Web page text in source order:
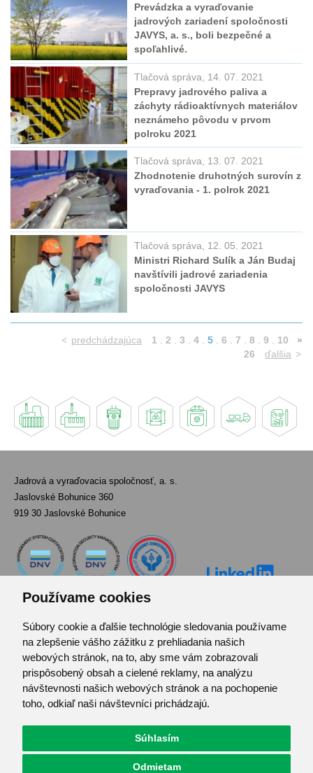
Používame cookies
Súbory cookie a ďalšie technológie sledovania používame
na zlepšenie vášho zážitku z prehliadania našich
webových stránok, na to, aby sme vám zobrazovali
prispôsobený obsah a cielené reklamy, na analýzu
návštevnosti našich webových stránok a na pochopenie
toho, odkiaľ naši návštevníci prichádzajú.
Súhlasím
Odmietam
Prevádzka a vyraďovanie
jadrových zariadení spoločnosti
JAVYS, a. s., boli bezpečné a
spoľahlivé.
Tlačová správa, 14. 07. 2021
Prepravy jadrového paliva a
záchyty rádioaktívnych materiálov
neznámeho pôvodu v prvom
polroku 2021
Tlačová správa, 13. 07. 2021
Zhodnotenie druhotných surovín z
vyraďovania - 1. polrok 2021
Tlačová správa, 12. 05. 2021
Ministri Richard Sulík a Ján Budaj
navštívili jadrové zariadenia
spoločnosti JAVYS
< predchádzajúca 1 . 2 . 3 . 4 . 5 . 6 . 7 . 8 . 9 . 10
»
26
ďalšia >
Jadrová a vyraďovacia spoločnosť, a. s.
Jaslovské Bohunice 360
919 30 Jaslovské Bohunice
Kontakt
Pozvánka do infocentra
Zoznam použitých skratiek
Mapa stránok
RSS
Centrum predvolieb cookies